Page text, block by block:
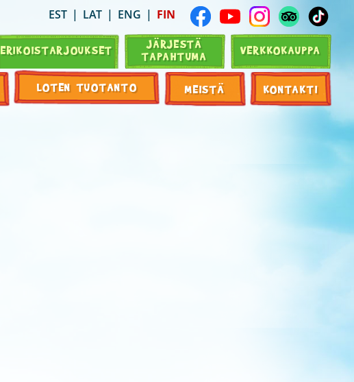
EST LAT ENG FIN
ERIKOISTARJOUKSET JÄRJESTÄ
TAPAHTUMA VERKKOKAUPPA
LOTEN TUOTANTO MEISTÄ KONTAKTI